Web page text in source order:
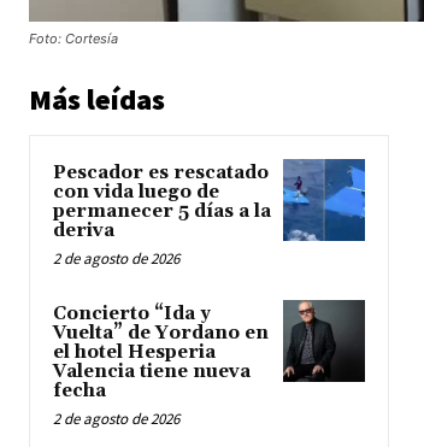
Foto: Cortesía
Más leídas
Pescador es rescatado
con vida luego de
permanecer 5 días a la
deriva
2 de agosto de 2026
Concierto “Ida y
Vuelta” de Yordano en
el hotel Hesperia
Valencia tiene nueva
fecha
2 de agosto de 2026